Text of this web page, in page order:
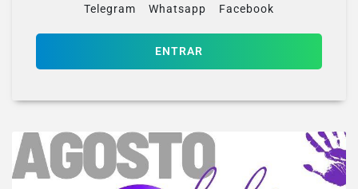
Telegram Whatsapp Facebook
ENTRAR